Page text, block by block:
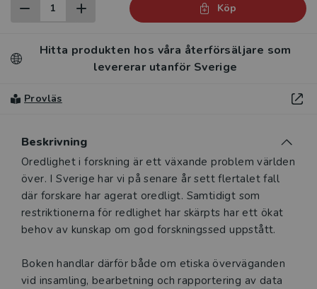
Köp
Hitta produkten hos våra återförsäljare som
levererar utanför Sverige
Provläs
Beskrivning
Beskrivning
Oredlighet i forskning är ett växande problem världen
över. I Sverige har vi på senare år sett flertalet fall
där forskare har agerat oredligt. Samtidigt som
restriktionerna för redlighet har skärpts har ett ökat
behov av kunskap om god forskningssed uppstått.
Boken handlar därför både om etiska överväganden
vid insamling, bearbetning och rapportering av data